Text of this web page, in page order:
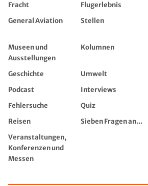
Fracht
Flugerlebnis
General Aviation
Stellen
Museen und
Ausstellungen
Kolumnen
Geschichte Umwelt
Podcast
Interviews
Fehlersuche
Quiz
Reisen
Sieben Fragen an...
Veranstaltungen,
Konferenzen und
Messen